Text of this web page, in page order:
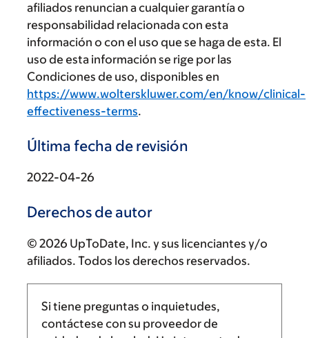
afiliados renuncian a cualquier garantía o
responsabilidad relacionada con esta
información o con el uso que se haga de esta. El
uso de esta información se rige por las
Condiciones de uso, disponibles en
https://www.wolterskluwer.com/en/know/clinical-
effectiveness-terms.
Última fecha de revisión
2022-04-26
Derechos de autor
© 2026 UpToDate, Inc. y sus licenciantes y/o
afiliados. Todos los derechos reservados.
Si tiene preguntas o inquietudes,
contáctese con su proveedor de